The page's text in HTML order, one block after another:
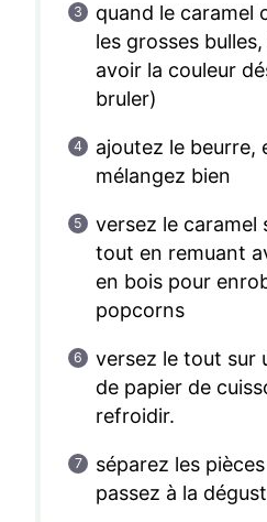
quand le caramel
les grosses bulles,
avoir la couleur
bruler)
ajoutez le beurre,
mélangez bien
versez le caramel
tout en remuant
en bois pour
popcorns
versez le tout sur
de papier de
refroidir.
séparez les
passez à la